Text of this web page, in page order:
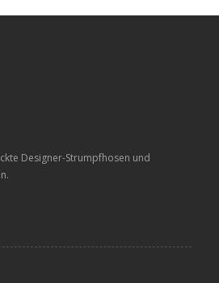
Designer-Strumpfhosen und